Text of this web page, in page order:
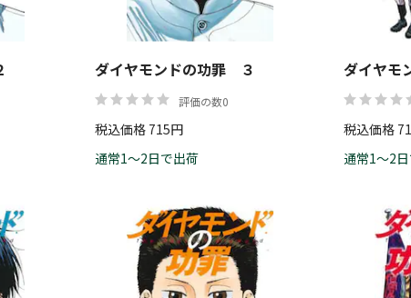
ダイヤモンドの功罪 ３
評価の数0
税込価格 715円
通常1～2日で出荷
ダイヤモ
税込価格
通常1～2